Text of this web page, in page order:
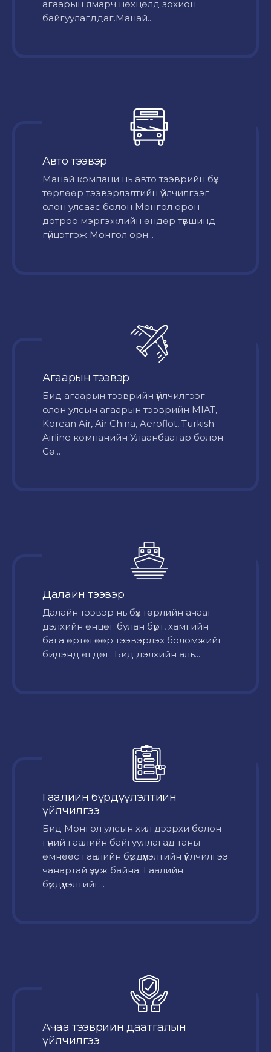
агаарын ямарч нөхцөлд зохион
байгуулагддаг.Манай...
Авто тээвэр
Mанай компани нь авто тээврийн бүх
төрлөөр тээвэрлэлтийн үйлчилгээг
олон улсаас болон Монгол орон
дотроо мэргэжлийн өндөр түвшинд
гүйцэтгэж Монгол орн...
Агаарын тээвэр
Бид агаарын тээврийн үйлчилгээг
олон улсын агаарын тээврийн MIAT,
Korean Air, Air China, Aeroflot, Turkish
Airline компанийн Улаанбаатар болон
Сө...
Далайн тээвэр
Далайн тээвэр нь бүх төрлийн ачааг
дэлхийн өнцөг булан бүрт, хамгийн
бага өртөгөөр тээвэрлэх боломжийг
бидэнд өгдөг. Бид дэлхийн аль...
Гаалийн бүрдүүлэлтийн
үйлчилгээ
Бид Монгол улсын хил дээрхи болон
гүний гаалийн байгууллагад таны
өмнөөс гаалийн бүрдүүлэлтийн үйлчилгээ
чанартай үзүүлж байна. Гаалийн
бүрдүүлэлтийг...
Ачаа тээврийн даатгалын
үйлчилгээ